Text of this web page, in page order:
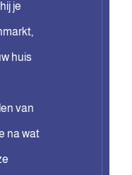
je
huis
van
na wat